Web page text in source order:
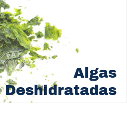
Algas
Deshidratadas